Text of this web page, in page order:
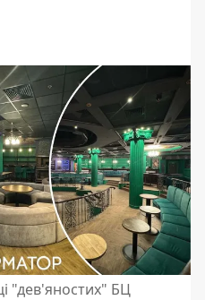
"дев'яностих" БЦ